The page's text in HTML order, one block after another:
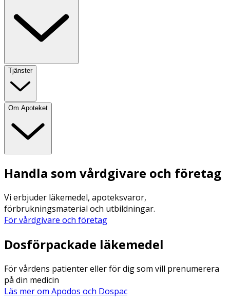
Tjänster
Om Apoteket
Handla som vårdgivare och företag
Vi erbjuder läkemedel, apoteksvaror,
förbrukningsmaterial och utbildningar.
För vårdgivare och företag
Dosförpackade läkemedel
För vårdens patienter eller för dig som vill prenumerera
på din medicin
Läs mer om Apodos och Dospac